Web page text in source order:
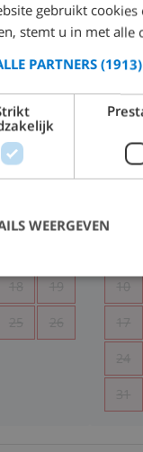
18 19
25 26
10
17
24
31
gebruikt
stemt u in met alle
PARTNERS
WEERGEVEN